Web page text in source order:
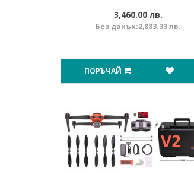
3,460.00 лв.
Без данък:2,883.33 лв.
ПОРЪЧАЙ